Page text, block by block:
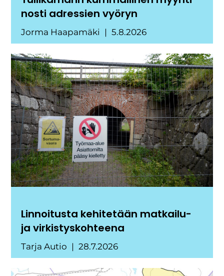
nosti adressien vyöryn
Jorma Haapamäki 5.8.2026
Linnoitusta kehitetään matkailu-
ja virkistyskohteena
Tarja Autio 28.7.2026